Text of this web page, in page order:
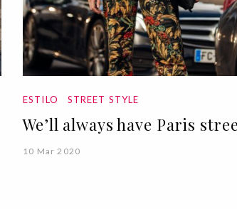
ESTILO STREET STYLE
We’ll always have Paris
10 Mar 2020